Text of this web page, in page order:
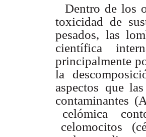
Dentro de los
toxicidad de
pesados, las
científica
principalmente
la
aspectos que las
contaminantes
celómica
celomocitos